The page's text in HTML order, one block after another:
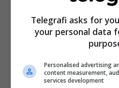
Telegrafi asks for
your personal data
Personalised advertising
content measurement,
services development